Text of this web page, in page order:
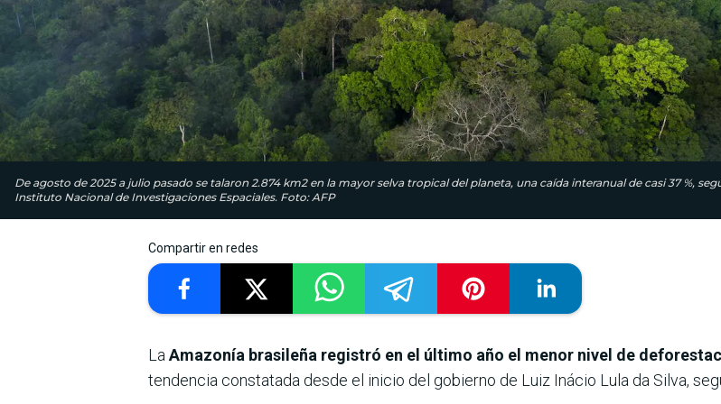
De agosto de 2025 a julio pasado se talaron 2.874 km2 en la mayor selva tropical del planeta, una caída interanual de casi 37 %,
Instituto Nacional de Investigaciones Espaciales. Foto: AFP
Compartir en redes
La Amazonía brasileña registró en el último año el menor nivel de
tendencia constatada desde el inicio del gobierno de Luiz Inácio Lula da Silva,